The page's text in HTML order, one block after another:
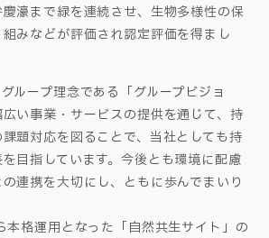
濠まで緑を連続させ、生物多様性の保
みなどが評価され認定評価を得まし
ループ理念である「グループビジョ
い事業・サービスの提供を通じて、持
題対応を図ることで、当社としても持
目指しています。今後とも環境に配慮
連携を大切にし、ともに歩んでまいり
格運用となった「自然共生サイト」の